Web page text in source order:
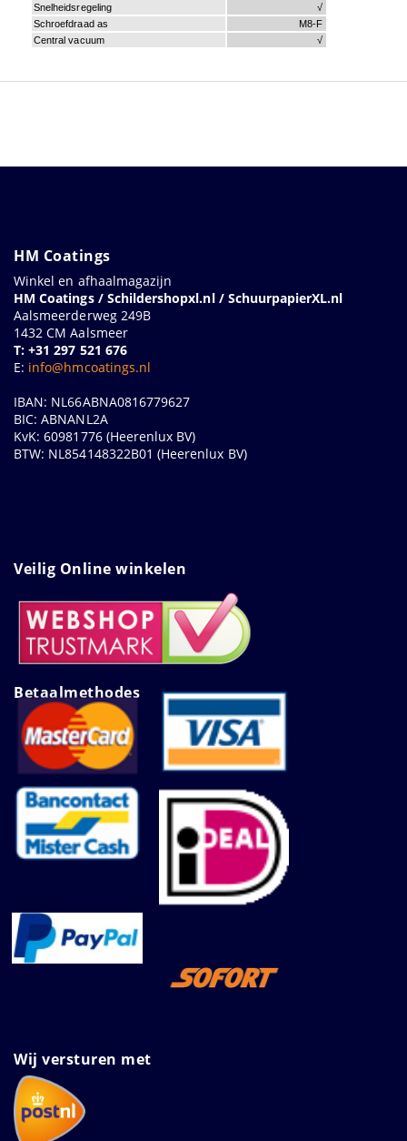
Snelheidsregeling
√
Schroefdraad as
M8-F
Central vacuum
√
HM Coatings
Winkel en afhaalmagazijn
HM Coatings / Schildershopxl.nl / SchuurpapierXL.nl
Aalsmeerderweg 249B
1432 CM Aalsmeer
T: +31 297 521 676
E: info@hmcoatings.nl
IBAN: NL66ABNA0816779627
BIC: ABNANL2A
KvK: 60981776 (Heerenlux BV)
BTW: NL854148322B01 (Heerenlux BV)
Veilig Online winkelen
Betaalmethodes
Wij versturen met